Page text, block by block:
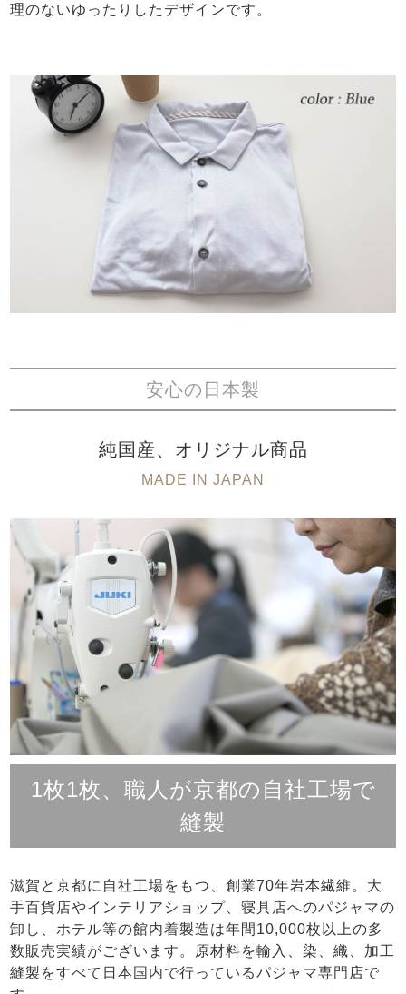
理のないゆったりしたデザインです。
安心の日本製
純国産、オリジナル商品
MADE IN JAPAN
1枚1枚、職人が京都の自社工場で
縫製
滋賀と京都に自社工場をもつ、創業70年岩本繊維。大
手百貨店やインテリアショップ、寝具店へのパジャマの
卸し、ホテル等の館内着製造は年間10,000枚以上の多
数販売実績がございます。原材料を輸入、染、織、加工
縫製をすべて日本国内で行っているパジャマ専門店で